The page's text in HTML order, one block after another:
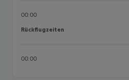
00:00
Rückflugzeiten
Rückflugzeiten
00:00